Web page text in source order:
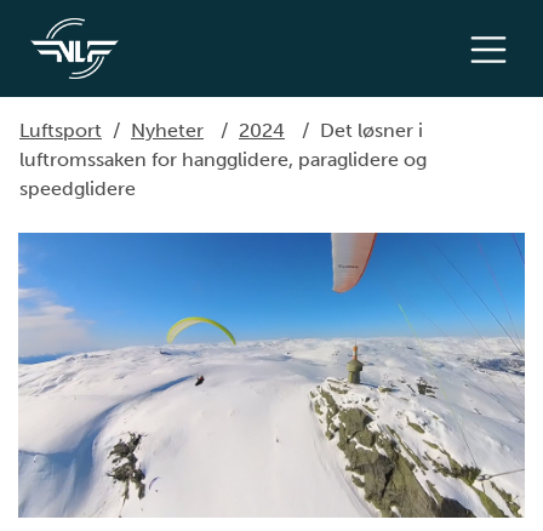
Luftsport / Nyheter / 2024 / Det løsner i
luftromssaken for hangglidere, paraglidere og
speedglidere